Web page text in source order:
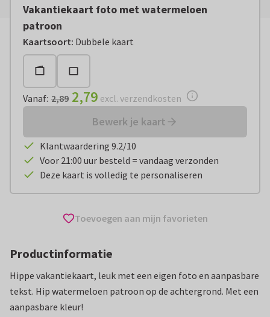
Vakantiekaart foto met watermeloen
patroon
Kaartsoort: Dubbele kaart
Vanaf:€ 2,79 excl. verzendkosten
Vanaf: 2,89 2,79 excl. verzendkosten
Bewerk je kaart
Klantwaardering 9.2/10
Voor 21:00 uur besteld = vandaag verzonden
Deze kaart is volledig te personaliseren
Toevoegen aan mijn favorieten
Productinformatie
Hippe vakantiekaart, leuk met een eigen foto en aanpasbare
tekst. Hip watermeloen patroon op de achtergrond. Met een
aanpasbare kleur!